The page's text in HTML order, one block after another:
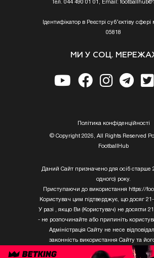
Тел. 044 490 01 01, Email:
Ідентифікатор в Реєстрі суб’єктіву
05818
МИ У СОЦ.
Полiтика конфiденцiйностi
© Copyright 2026, All Rights Reserved
FootballHub
Даний Сайт призначено для осіб старше
одного) року.
Приступаючи до використання https://
Користувач цим підтверджує, що досяг 21-
У разі , якщо Ви (Користувач) не досягли
- не розпочинайте або припиніть
Адміністрація Сайту не несе
законність використання Сайту та
Користувачем, який не досяг 21-